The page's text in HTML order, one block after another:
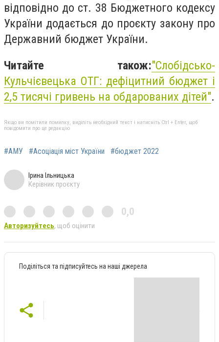
відповідно до ст. 38 Бюджетного кодексу
України додається до проєкту закону про
Державний бюджет України.
Читайте також:"Слобідсько-
Кульчієвецька ОТГ: дефіцитний бюджет і
2,5 тисячі гривень на обдарованих дітей".
Якщо ви помітили помилку, виділіть необхідний текст і натисніть Ctrl + Enter, щоб
повідомити про це редакцію
#АМУ #Асоціація міст України #бюджет 2022
Ірина Ільницька
Керівник проєкту
0,0
Авторизуйтесь, щоб оцінити
Поділіться та підписуйтесь на наші джерела